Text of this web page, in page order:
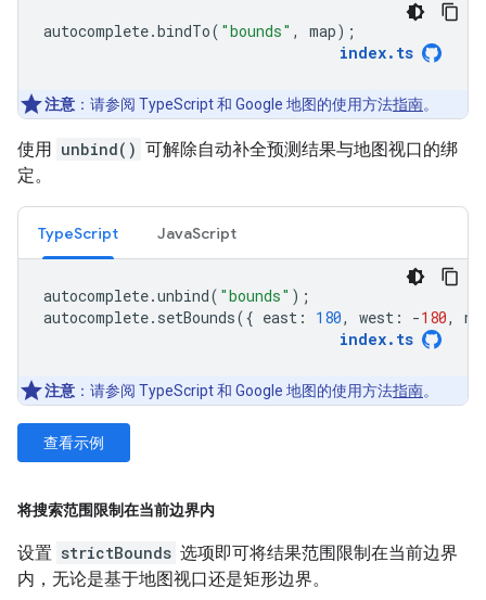
autocomplete.bindTo( "bounds" , map);
index. ts
注意 ：请参阅 TypeScript 和 Google 地图的使用方法指南。
使用 unbind() 可解除自动补全预测结果与地图视口的绑
定。
TypeScript JavaScript
autocomplete.unbind( "bounds" );
autocomplete. setBounds({ east : 180, west : -180,
index. ts
注意 ：请参阅 TypeScript 和 Google 地图的使用方法指南。
查看示例
将搜索范围限制在当前边界内
设置 strictBounds 选项即可将结果范围限制在当前边界
内，无论是基于地图视口还是矩形边界。